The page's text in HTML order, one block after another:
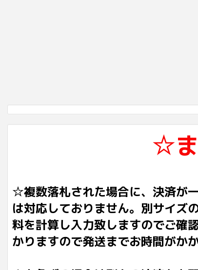
☆
☆複数落札された場合に、決済が
は対応しておりません。別サイズ
料を計算し入力致しますのでご確
かりますので発送までお時間がか